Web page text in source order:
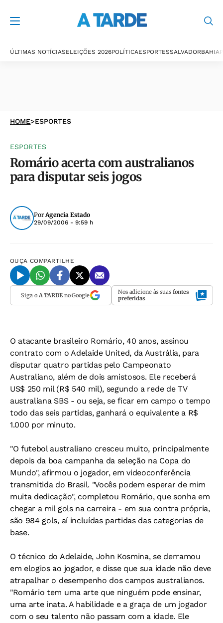
ÚLTIMAS NOTÍCIASELEIÇÕES 2026POLÍTICAESPORTESSALVADORBAHIA
HOME>ESPORTES
ESPORTES
Romário acerta com australianos
para disputar seis jogos
PorAgencia Estado
29/09/2006 - 9:59 h
OUÇA COMPARTILHE
Siga o A TARDEno Google Nos adicione às suas fontes
preferidas
O atacante brasileiro Romário, 40 anos, assinou
contrato com o Adelaide United, da Austrália, para
disputar quatro partidas pelo Campeonato
Australiano, além de dois amistosos. Ele receberá
US$ 250 mil (R$ 540 mil), segundo a rede de TV
australiana SBS - ou seja, se ficar em campo o tempo
todo das seis partidas, ganhará o equivalente a R$
1.000 por minuto.
"O futebol australiano cresceu muito, principalmente
depois da boa campanha da seleção na Copa do
Mundo", afirmou o jogador, em videoconferência
transmitida do Brasil. "Vocês podem esperar de mim
muita dedicação", completou Romário, que sonha em
chegar a mil gols na carreira - em sua contra própria,
são 984 gols, aí incluídas partidas das categorias de
base.
O técnico do Adelaide, John Kosmina, se derramou
em elogios ao jogador, e disse que sua idade não deve
atrapalhar o desempenho dos campos australianos.
"Romário tem uma arte que ninguém pode ensinar,
uma arte inata. A habilidade e a graça de um jogador
com o seu talento não passam com a idade. Ele